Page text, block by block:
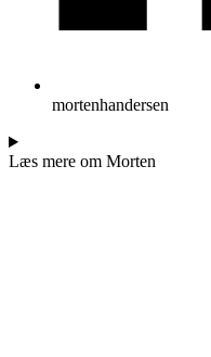
mortenhandersen
Læs mere om Morten